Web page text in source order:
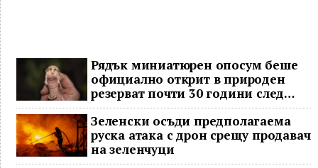
Рядък миниатюрен опосум беше
официално открит в природен
резерват почти 30 години след
последното му наблюдение
Зеленски осъди предполагаема
руска атака с дрон срещу продавач
на зеленчуци